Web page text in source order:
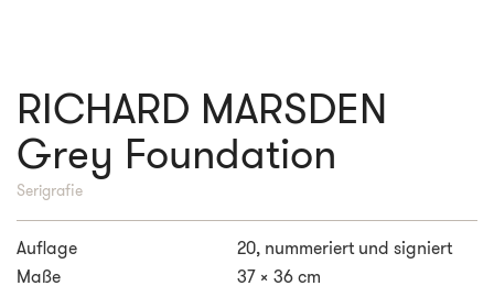
RICHARD MARSDEN
Grey Foundation
Serigrafie
Auflage
20, nummeriert und signiert
Maße
37 x 36 cm